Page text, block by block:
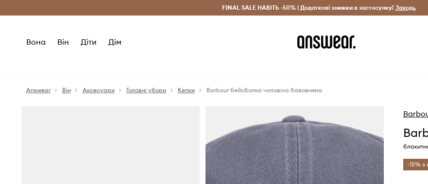
Безкоштовна доставка з ЄС (від 2800 грн) Лише оригінальні товари Заощаджуй з Answear
FINAL SALE НАВІТЬ -50% | Додаткові знижки в застосунку! Заходь
Вона Він Діти Дім
Answear Він Аксесуари Головні убори Кепки Barbour бейсболка чоловіча бавовняна
-15% з